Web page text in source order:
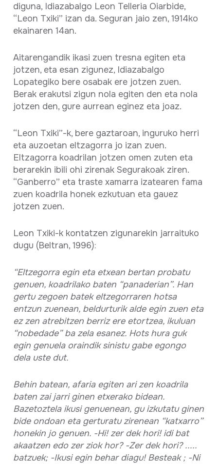
diguna, Idiazabalgo Leon Telleria Oiarbide,
“Leon Txiki” izan da. Seguran jaio zen, 1914ko
ekainaren 14an.
Aitarengandik ikasi zuen tresna egiten eta
jotzen, eta esan zigunez, Idiazabalgo
Lopategiko bere osabak ere jotzen zuen.
Berak erakutsi zigun nola egiten den eta nola
jotzen den, gure aurrean eginez eta joaz.
“Leon Txiki”-k, bere gaztaroan, inguruko herri
eta auzoetan eltzagorra jo izan zuen.
Eltzagorra koadrilan jotzen omen zuten eta
berarekin ibili ohi zirenak Segurakoak ziren.
“Ganberro” eta traste xamarra izatearen fama
zuen koadrila honek ezkutuan eta gauez
jotzen zuen.
Leon Txiki-k kontatzen zigunarekin jarraituko
dugu (Beltran, 1996):
“Eltzegorra egin eta etxean bertan probatu
genuen, koadrilako baten “panaderian”. Han
gertu zegoen batek eltzegorraren hotsa
entzun zuenean, beldurturik alde egin zuen eta
ez zen atrebitzen berriz ere etortzea, ikuluan
“nobedade” ba zela esanez. Hots hura guk
egin genuela oraindik sinistu gabe egongo
dela uste dut.
Behin batean, afaria egiten ari zen koadrila
baten zai jarri ginen etxerako bidean.
Bazetoztela ikusi genuenean, gu izkutatu ginen
bide ondoan eta gerturatu zirenean “katxarro”
honekin jo genuen. -Hi! zer dek hori! idi bat
akaatzen edo zer ziok hor? -Zer dek hori? .....
batzuek; -Ikusi egin behar diagu! Besteak ; -Ni